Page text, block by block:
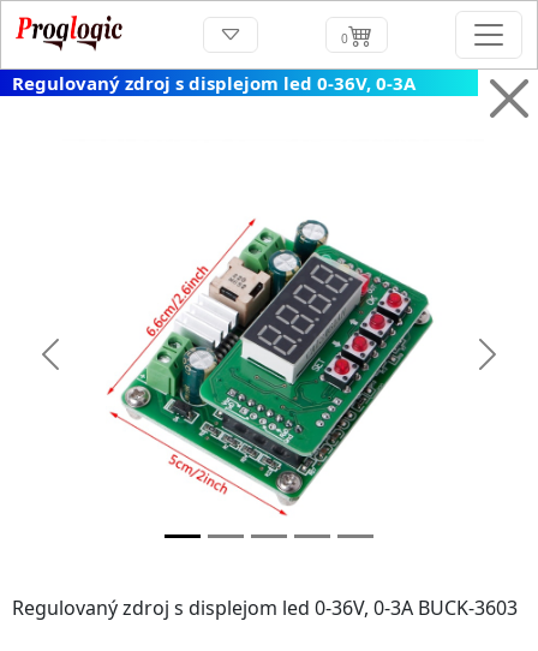
0
Regulovaný zdroj s displejom led 0-36V, 0-3A
Previous Next
Regulovaný zdroj s displejom led 0-36V, 0-3A BUCK-3603